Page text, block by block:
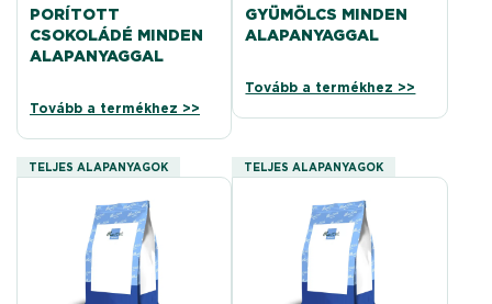
PORÍTOTT
CSOKOLÁDÉ MINDEN
ALAPANYAGGAL
Tovább a termékhez >>
GYÜMÖLCS MINDEN
ALAPANYAGGAL
Tovább a termékhez >>
TELJES ALAPANYAGOK TELJES ALAPANYAGOK